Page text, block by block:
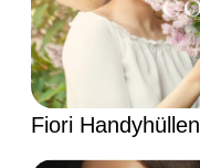
Fiori Handyhüllen